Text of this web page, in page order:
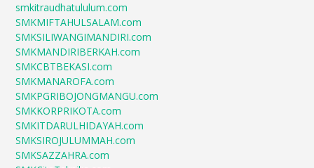
smkitraudhatululum.com
SMKMIFTAHULSALAM.com
SMKSILIWANGIMANDIRI.com
SMKMANDIRIBERKAH.com
SMKCBTBEKASI.com
SMKMANAROFA.com
SMKPGRIBOJONGMANGU.com
SMKKORPRIKOTA.com
SMKITDARULHIDAYAH.com
SMKSIROJULUMMAH.com
SMKSAZZAHRA.com